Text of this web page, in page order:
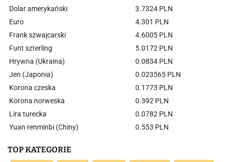
Dolar amerykański
3.7324 PLN
Euro
4.301 PLN
Frank szwajcarski
4.6005 PLN
Funt szterling
5.0172 PLN
Hrywna (Ukraina)
0.0834 PLN
Jen (Japonia)
0.023565 PLN
Korona czeska
0.1773 PLN
Korona norweska
0.392 PLN
Lira turecka
0.0782 PLN
Yuan renminbi (Chiny)
0.553 PLN
TOP KATEGORIE